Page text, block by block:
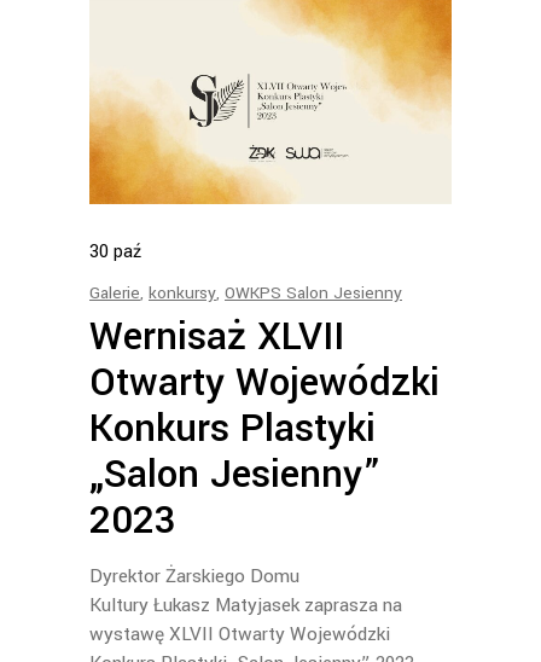
30paź
Galerie, konkursy, OWKPS Salon Jesienny
Wernisaż XLVII
Otwarty Wojewódzki
Konkurs Plastyki
„Salon Jesienny”
2023
Dyrektor Żarskiego Domu
Kultury Łukasz Matyjasek zaprasza na
wystawę XLVII Otwarty Wojewódzki